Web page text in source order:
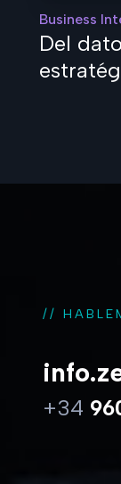
Business
Del
//
+34